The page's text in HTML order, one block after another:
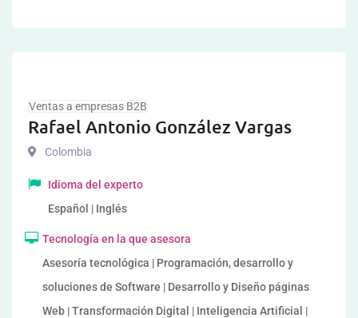
Ventas a empresas B2B
Rafael Antonio González Vargas
Colombia
Idioma del experto
Español | Inglés
Tecnología en la que asesora
Asesoría tecnológica | Programación, desarrollo y
soluciones de Software | Desarrollo y Diseño páginas
Web | Transformación Digital | Inteligencia Artificial |